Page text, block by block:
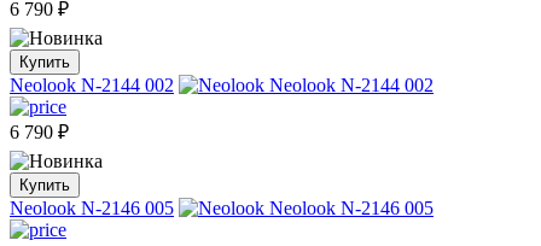
6 790 ₽
Купить
Neolook N-2144 002
6 790 ₽
Купить
Neolook N-2146 005